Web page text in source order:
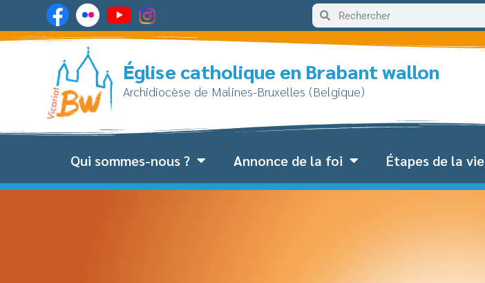
Église catholique en Brabant wallon
Archidiocèse de Malines-Bruxelles (Belgique)
Qui sommes-nous ? Annonce de la foi Étapes de la vie